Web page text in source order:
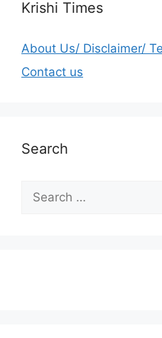
Krishi Times
About Us/ Disclaimer/
Contact us
Search